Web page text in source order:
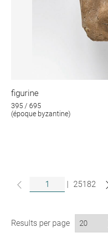
figurine
395 / 695
(époque byzantine)
| 25182
Results per page